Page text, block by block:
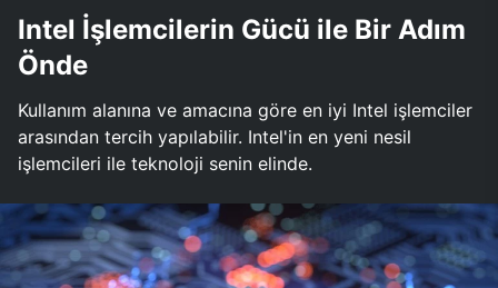
Intel İşlemcilerin Gücü ile Bir Adım
Önde
Kullanım alanına ve amacına göre en iyi Intel işlemciler
arasından tercih yapılabilir. Intel'in en yeni nesil
işlemcileri ile teknoloji senin elinde.